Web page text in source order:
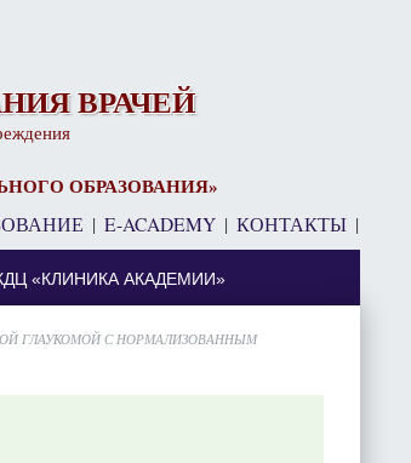
ВРАЧЕЙ
ОБРАЗОВАНИЯ»
| E-ACADEMY | КОНТАКТЫ |
«КЛИНИКА АКАДЕМИИ»
ГЛАУКОМОЙ С НОРМАЛИЗОВАННЫМ